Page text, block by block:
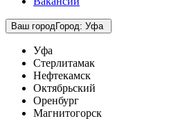
Ваш городГород: Уфа
Уфа
Стерлитамак
Нефтекамск
Октябрьский
Оренбург
Магнитогорск